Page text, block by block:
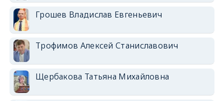
Грошев Владислав Евгеньевич
Трофимов Алексей Станиславович
Щербакова Татьяна Михайловна